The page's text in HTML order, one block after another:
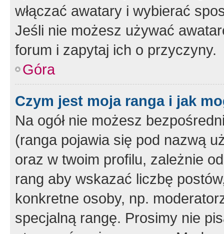
włączać awatary i wybierać
Jeśli nie możesz używać
forum i zapytaj ich o przyczyny.
Góra
Czym jest moja ranga i jak
Na ogół nie możesz
(ranga pojawia się pod nazwą
oraz w twoim profilu, zależnie
rang aby wskazać liczbę
konkretne osoby, np.
specjalną rangę. Prosimy nie